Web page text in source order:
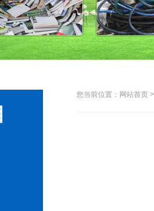
您当前位置：网站首页